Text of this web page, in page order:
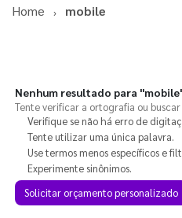
Home mobile
Nenhum resultado para
Tente verificar a ortografia ou
Verifique se não há erro de
Tente utilizar uma única palavra.
Use termos menos específicos e
Experimente sinônimos.
Solicitar orçamento personalizado